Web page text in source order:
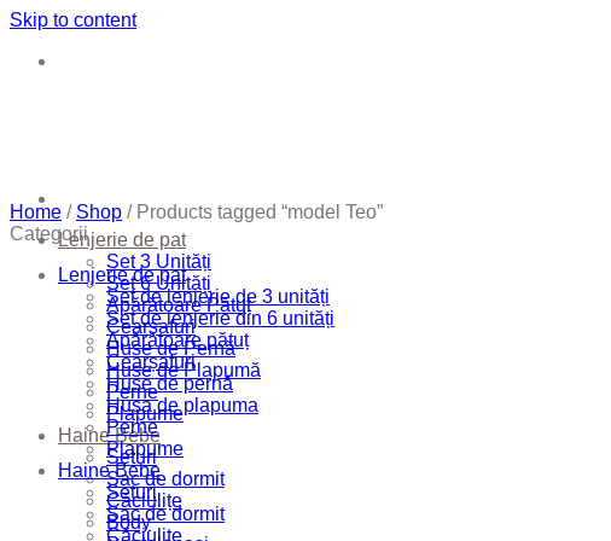
Skip to content
Lenjerie de pat
Set 3 Unități
Set 6 Unități
Apărătoare Pătuț
Cearșafuri
Huse de Pernă
Huse de Plapumă
Perne
Plapume
Haine Bebe
Seturi
Sac de dormit
Căciulițe
Body
Home / Shop / Products tagged “model Teo”
Categorii
Lenjerie de pat
Set de lenjerie de 3 unități
Set de lenjerie din 6 unități
Apărătoare pătuț
Cearșafuri
Huse de pernă
Husa de plapuma
Perne
Plapume
Haine Bebe
Seturi
Sac de dormit
Căciulițe